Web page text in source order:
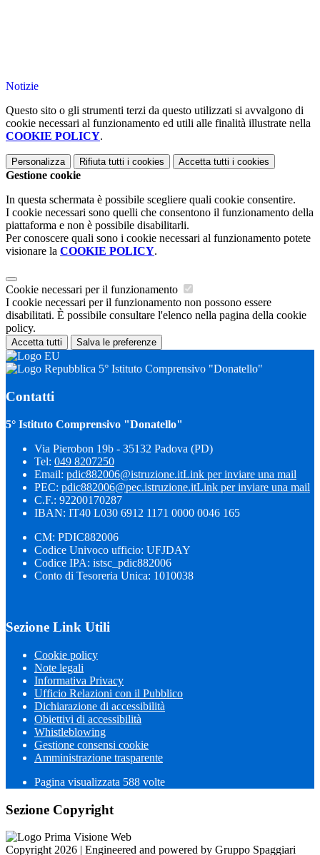
Notizie
Questo sito o gli strumenti terzi da questo utilizzati si avvalgono di
cookie necessari al funzionamento ed utili alle finalità illustrate nella
COOKIE POLICY.
Personalizza Rifiuta tutti i cookies Accetta tutti i cookies
Gestione cookie
In questa schermata è possibile scegliere quali cookie consentire.
I cookie necessari sono quelli che consentono il funzionamento della
piattaforma e non è possibile disabilitarli.
Per conoscere quali sono i cookie necessari al funzionamento potete
visionare la COOKIE POLICY.
Cookie necessari per il funzionamento
I cookie necessari per il funzionamento non possono essere
disabilitati. È possibile consultare l'elenco nella pagina della cookie
policy.
Accetta tutti Salva le preferenze
5° Istituto Comprensivo "Donatello"
Contatti
5° Istituto Comprensivo "Donatello"
Via Pierobon 19b - 35132 Padova (PD)
Tel: 049 8207250
Email: pdic882006@istruzione.itLink per inviare una mail
PEC: pdic882006@pec.istruzione.itLink per inviare una mail
C.F.: 92200170287
IBAN: IT40 L030 6912 1171 0000 0046 165
CM: PDIC882006
Codice Univoco ufficio: UFJDAY
Codice IPA: istsc_pdic882006
Conto di Tesoreria Unica: 1010038
Sezione Link Utili
Cookie policy
Note legali
Informativa Privacy
Ufficio Relazioni con il Pubblico
Dichiarazione di accessibilità
Obiettivi di accessibilità
Whistleblowing
Gestione consensi cookie
Amministrazione trasparente
Pagina visualizzata 588 volte
Sezione Copyright
Copyright 2026 | Engineered and powered by Gruppo Spaggiari